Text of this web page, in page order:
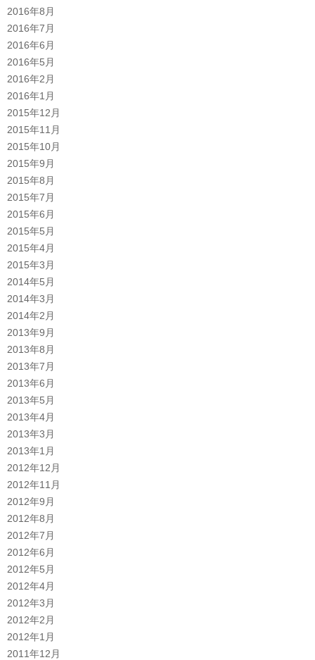
2016年8月
2016年7月
2016年6月
2016年5月
2016年2月
2016年1月
2015年12月
2015年11月
2015年10月
2015年9月
2015年8月
2015年7月
2015年6月
2015年5月
2015年4月
2015年3月
2014年5月
2014年3月
2014年2月
2013年9月
2013年8月
2013年7月
2013年6月
2013年5月
2013年4月
2013年3月
2013年1月
2012年12月
2012年11月
2012年9月
2012年8月
2012年7月
2012年6月
2012年5月
2012年4月
2012年3月
2012年2月
2012年1月
2011年12月